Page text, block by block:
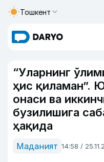
Тошкент
“Уларнинг
ҳис қиламан”.
онаси ва
бузилишига
ҳақида
Маданият 14:58 /